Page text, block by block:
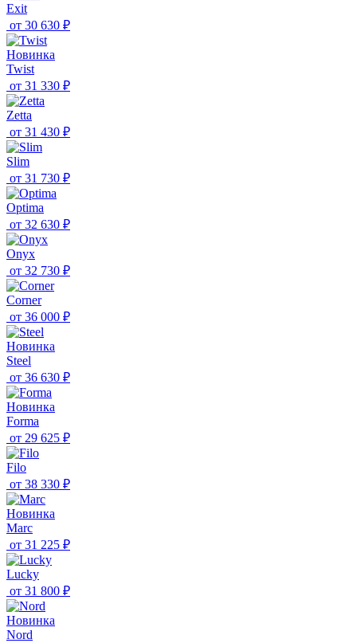
Exit
от 30 630 ₽
Новинка
Twist
от 31 330 ₽
Zetta
от 31 430 ₽
Slim
от 31 730 ₽
Optima
от 32 630 ₽
Onyx
от 32 730 ₽
Corner
от 36 000 ₽
Новинка
Steel
от 36 630 ₽
Новинка
Forma
от 29 625 ₽
Filo
от 38 330 ₽
Новинка
Marc
от 31 225 ₽
Lucky
от 31 800 ₽
Новинка
Nord